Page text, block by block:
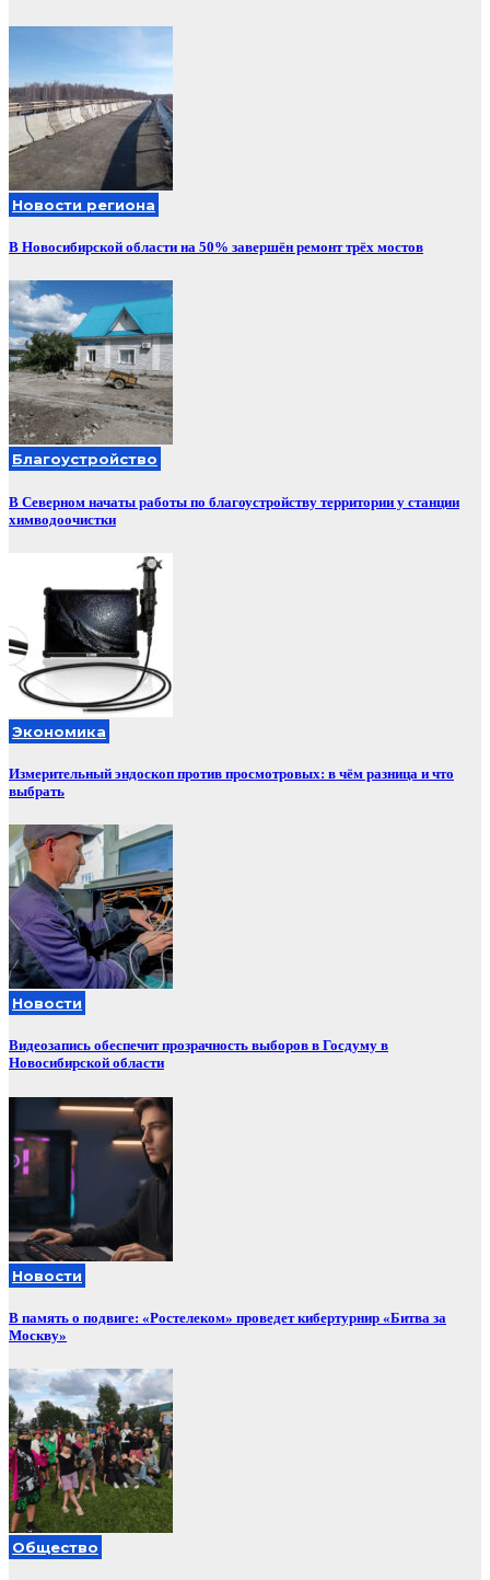
Новости региона
В Новосибирской области на 50% завершён ремонт трёх мостов
Благоустройство
В Северном начаты работы по благоустройству территории у станции
химводоочистки
Экономика
Измерительный эндоскоп против просмотровых: в чём разница и что
выбрать
Новости
Видеозапись обеспечит прозрачность выборов в Госдуму в
Новосибирской области
Новости
В память о подвиге: «Ростелеком» проведет кибертурнир «Битва за
Москву»
Общество